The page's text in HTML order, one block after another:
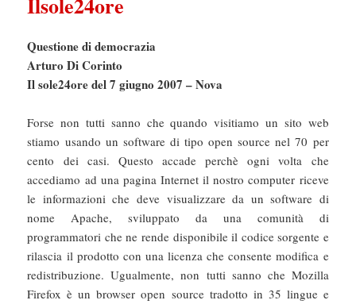
Questione di democrazia
Arturo Di Corinto
Il sole24ore del 7 giugno 2007 – Nova
Forse non tutti sanno che quando visitiamo un sito web
stiamo usando un software di tipo open source nel 70 per
cento dei casi. Questo accade perchè ogni volta che
accediamo ad una pagina Internet il nostro computer riceve
le informazioni che deve visualizzare da un software di
nome Apache, sviluppato da una comunità di
programmatori che ne rende disponibile il codice sorgente e
rilascia il prodotto con una licenza che consente modifica e
redistribuzione. Ugualmente, non tutti sanno che Mozilla
Firefox è un browser open source tradotto in 35 lingue e